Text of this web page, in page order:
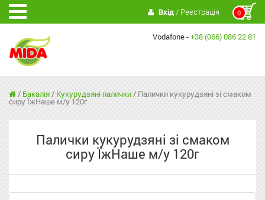
0
Вхід/ Реєстрація
Vodafone -+38 (066) 086 22 81
/ Бакалія/ Кукурудзяні палички/ Палички кукурудзяні зі смаком
сиру ЇжНаше м/у 120г
Палички кукурудзяні зі смаком
сиру ЇжНаше м/у 120г